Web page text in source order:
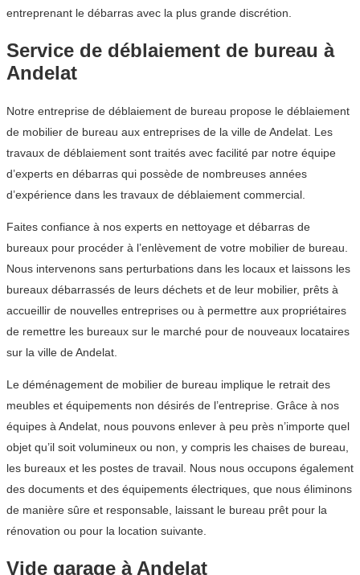
entreprenant le débarras avec la plus grande discrétion.
Service de déblaiement de bureau à
Andelat
Notre entreprise de déblaiement de bureau propose le déblaiement
de mobilier de bureau aux entreprises de la ville de Andelat. Les
travaux de déblaiement sont traités avec facilité par notre équipe
d’experts en débarras qui possède de nombreuses années
d’expérience dans les travaux de déblaiement commercial.
Faites confiance à nos experts en nettoyage et débarras de
bureaux pour procéder à l’enlèvement de votre mobilier de bureau.
Nous intervenons sans perturbations dans les locaux et laissons les
bureaux débarrassés de leurs déchets et de leur mobilier, prêts à
accueillir de nouvelles entreprises ou à permettre aux propriétaires
de remettre les bureaux sur le marché pour de nouveaux locataires
sur la ville de Andelat.
Le déménagement de mobilier de bureau implique le retrait des
meubles et équipements non désirés de l’entreprise. Grâce à nos
équipes à Andelat, nous pouvons enlever à peu près n’importe quel
objet qu’il soit volumineux ou non, y compris les chaises de bureau,
les bureaux et les postes de travail. Nous nous occupons également
des documents et des équipements électriques, que nous éliminons
de manière sûre et responsable, laissant le bureau prêt pour la
rénovation ou pour la location suivante.
Vide garage à Andelat